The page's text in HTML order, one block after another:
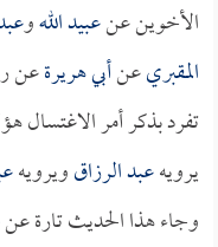
الأخوين عنعبيد اللهو
المقبريعنأبي هريرةعن
تفرد بذكر أمر الاغتسال
يرويهعبد الرزاقويرويه
وجاء هذا الحديث تارة عن